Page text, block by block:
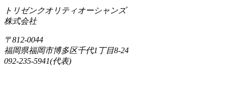
トリゼンクオリティオーシャンズ
株式会社
〒812-0044
福岡県福岡市博多区千代1丁目8-24
092-235-5941(代表)